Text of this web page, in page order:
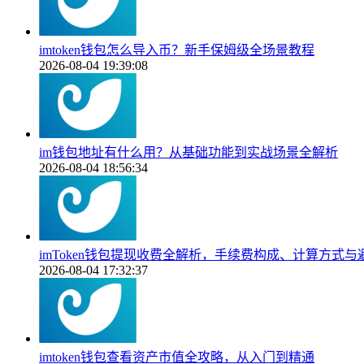
imtoken钱包怎么导入币？新手保姆级全场景教程
2026-08-04 19:39:08
im钱包地址有什么用？从基础功能到实战场景全解析
2026-08-04 18:56:34
imToken钱包提现收费全解析，手续费构成、计算方式与
2026-08-04 17:32:37
imtoken钱包查看资产市值全攻略，从入门到精通